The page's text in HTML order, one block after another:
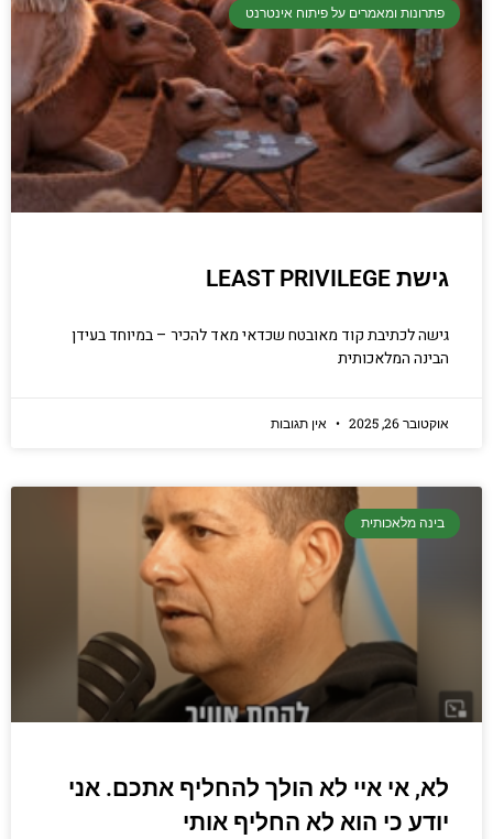
פתרונות ומאמרים על פיתוח אינטרנט
גישת LEAST PRIVILEGE
גישה לכתיבת קוד מאובטח שכדאי מאד להכיר – במיוחד בעידן
הבינה המלאכותית
אוקטובר 26, 2025 אין תגובות
בינה מלאכותית
לא, אי איי לא הולך להחליף אתכם. אני
יודע כי הוא לא החליף אותי